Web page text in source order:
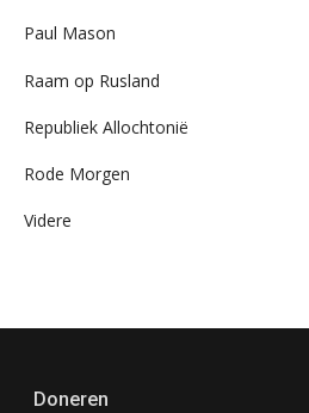
Paul Mason
Raam op Rusland
Republiek Allochtonië
Rode Morgen
Videre
Doneren